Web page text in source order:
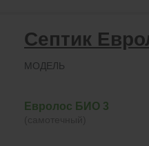
Септик
МОДЕЛЬ
Евролос БИО 3